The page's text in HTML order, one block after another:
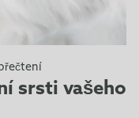
srsti vašeho